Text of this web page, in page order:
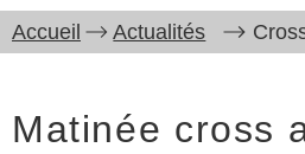
Accueil Actualités
Matinée cross